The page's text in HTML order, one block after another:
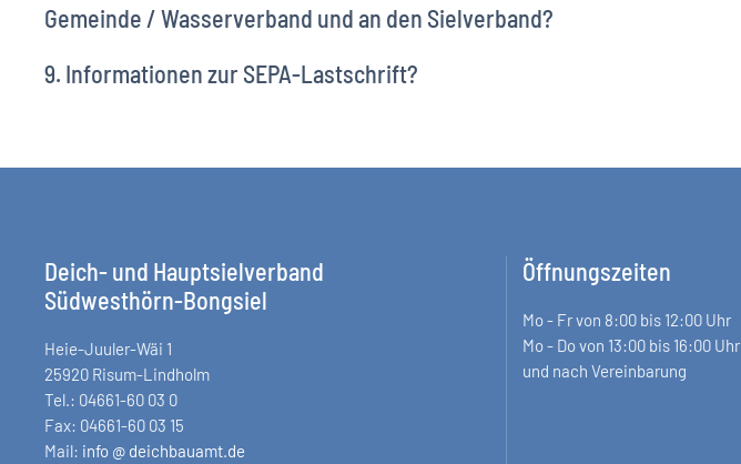
Gemeinde / Wasserverband und an den Sielverband?
9. Informationen zur SEPA-Lastschrift?
Deich- und Hauptsielverband
Südwesthörn-Bongsiel
Heie-Juuler-Wäi 1
25920 Risum-Lindholm
Tel.: 04661-60 03 0
Fax: 04661-60 03 15
Mail: info @ deichbauamt.de
Öffnungszeiten
Mo - Fr von 8:00 bis 12:00 Uhr
Mo - Do von 13:00 bis 16:00 Uhr
und nach Vereinbarung